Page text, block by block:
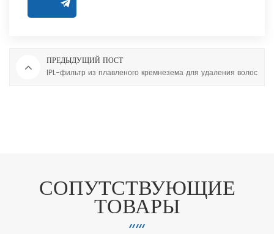
ПРЕДЫДУЩИЙ ПОСТ
IPL-фильтр из плавленого кремнезема для удаления волос
СОПУТСТВУЮЩИЕ
ТОВАРЫ